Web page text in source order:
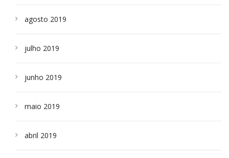
agosto 2019
julho 2019
junho 2019
maio 2019
abril 2019